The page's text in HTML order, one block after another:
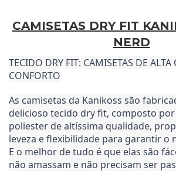
CAMISETAS DRY FIT
NERD
TECIDO DRY FIT: CAMISETAS DE
CONFORTO
As camisetas da Kanikoss são
delicioso tecido dry fit, composto
poliester de altíssima qualidade,
leveza e flexibilidade para garantir o
E o melhor de tudo é que elas são
não amassam e não precisam ser